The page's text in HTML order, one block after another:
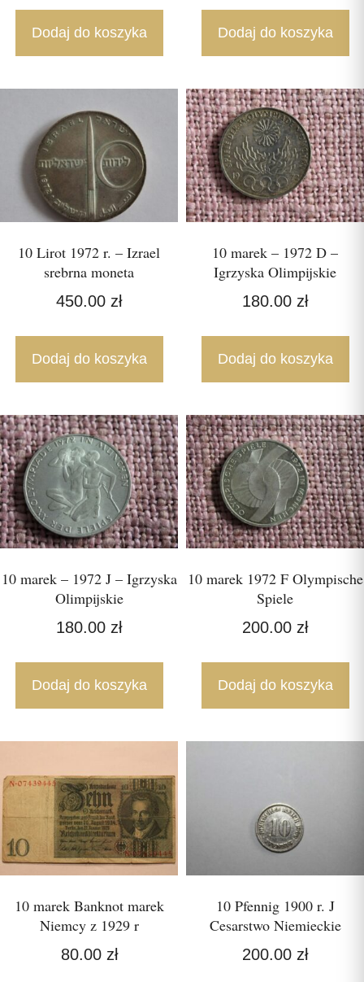
Dodaj do koszyka Dodaj do koszyka
10 Lirot 1972 r. – Izrael
srebrna moneta
450.00 zł
Dodaj do koszyka
10 marek – 1972 D –
Igrzyska Olimpijskie
180.00 zł
Dodaj do koszyka
10 marek – 1972 J – Igrzyska
Olimpijskie
180.00 zł
Dodaj do koszyka
10 marek 1972 F Olympische
Spiele
200.00 zł
Dodaj do koszyka
10 marek Banknot marek
Niemcy z 1929 r
80.00 zł
10 Pfennig 1900 r. J
Cesarstwo Niemieckie
200.00 zł